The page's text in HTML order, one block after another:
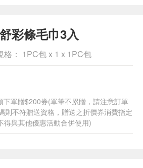
彩條毛巾3入
格： 1PC包 x 1 x 1PC包
下單贈$200券(單筆不累贈，請注意訂單
則不符贈送資格，贈送之折價券消費指定
得與其他優惠活動合併使用)